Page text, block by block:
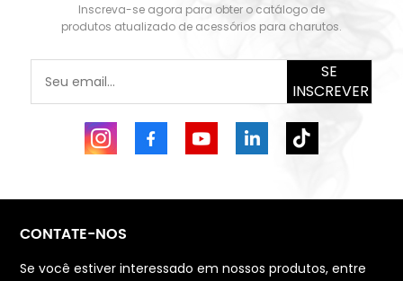
Inscreva-se agora para obter o catálogo de
produtos atualizado de acessórios para charutos.
SE
INSCREVER
CONTATE-NOS
Se você estiver interessado em nossos produtos, entre